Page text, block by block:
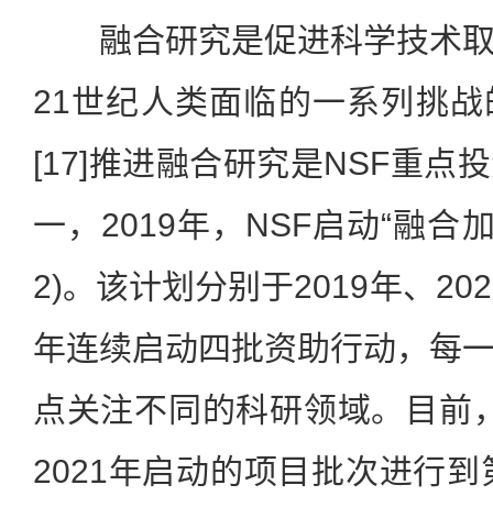
融合研究是促进科学技术取
21世纪人类面临的一系列挑
[17]推进融合研究是NSF重点
一，2019年，NSF启动“融合
2)。该计划分别于2019年、
年连续启动四批资助行动，每
点关注不同的科研领域。目前
2021年启动的项目批次进行